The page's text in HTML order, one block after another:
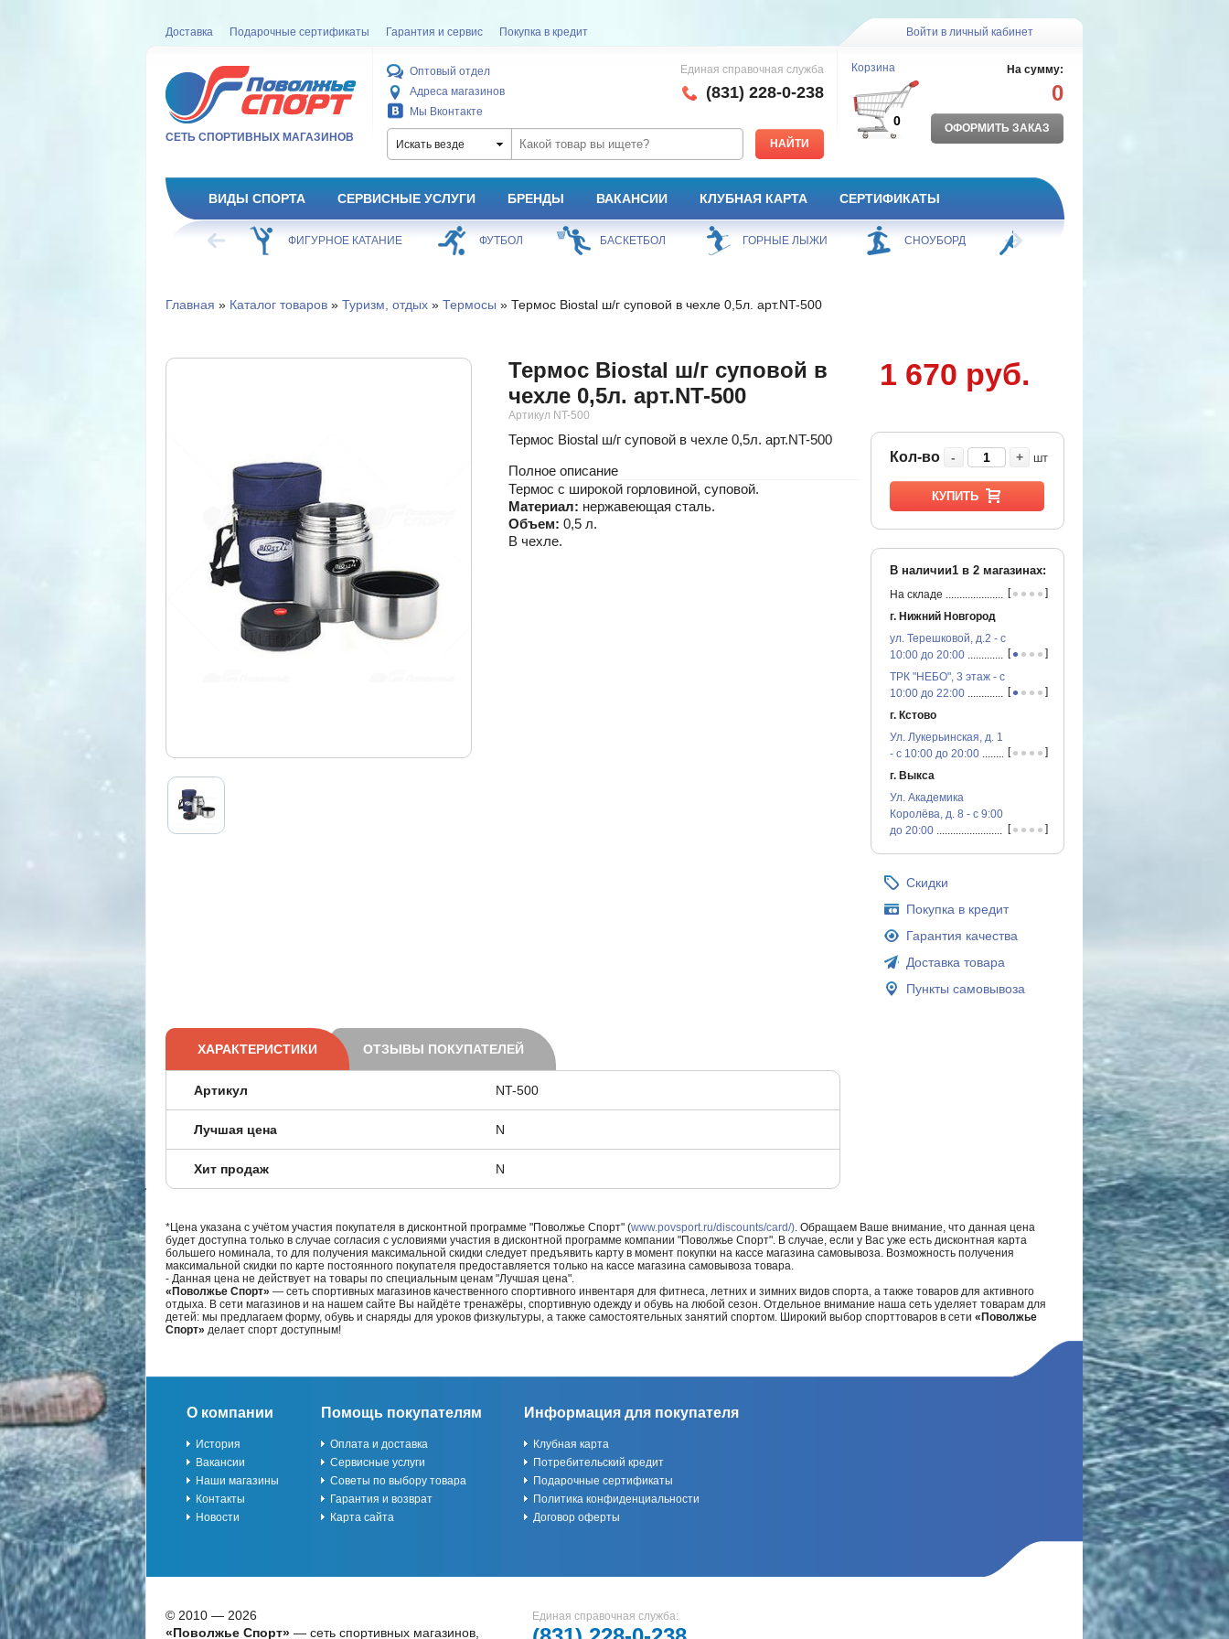
Доставка Подарочные сертификаты Гарантия и сервис Покупка в кредит Войти в личный кабинет
СЕТЬ СПОРТИВНЫХ МАГАЗИНОВ
Оптовый отдел
Адреса магазинов
Мы Вконтакте
Единая справочная служба
(831) 228-0-238
Искать везде
Корзина
0
На сумму:
0
ОФОРМИТЬ ЗАКАЗ
ВИДЫ СПОРТА СЕРВИСНЫЕ УСЛУГИ БРЕНДЫ ВАКАНСИИ КЛУБНАЯ КАРТА СЕРТИФИКАТЫ
ХОККЕЙ ФИГУРНОЕ КАТАНИЕ ФУТБОЛ БАСКЕТБОЛ ГОРНЫЕ ЛЫЖИ СНОУБОРД
Главная » Каталог товаров» Туризм, отдых» Термосы » Термос Biostal ш/г суповой в чехле 0,5л. арт.NT-500
Термос Biostal ш/г суповой в
чехле 0,5л. арт.NT-500
Артикул NT-500
Термос Biostal ш/г суповой в чехле 0,5л. арт.NT-500
Полное описание
Термос с широкой горловиной, суповой.
Материал: нержавеющая сталь.
Объем: 0,5 л.
В чехле.
1 670 руб.
Кол-во - + шт
КУПИТЬ
В наличии1 в 2магазинах:
На складе ...............................................
[•••• ]
г. Нижний Новгород
ул. Терешковой, д.2 - с
10:00 до 20:00...............................................
[•••• ]
ТРК "НЕБО", 3 этаж - с
10:00 до 22:00...............................................
[•••• ]
г. Кстово
Ул. Лукерьинская, д. 1
- с 10:00 до 20:00...............................................
[•••• ]
г. Выкса
Ул. Академика
Королёва, д. 8 - с 9:00
до 20:00...............................................
[•••• ]
Скидки
Покупка в кредит
Гарантия качества
Доставка товара
Пункты самовывоза
ХАРАКТЕРИСТИКИ ОТЗЫВЫ ПОКУПАТЕЛЕЙ
Артикул NT-500
Лучшая цена N
Хит продаж N
*Цена указана с учётом участия покупателя в дисконтной программе "Поволжье Спорт" (www.povsport.ru/discounts/card/). Обращаем Ваше внимание, что данная цена
будет доступна только в случае согласия с условиями участия в дисконтной программе компании "Поволжье Спорт". В случае, если у Вас уже есть дисконтная карта
большего номинала, то для получения максимальной скидки следует предъявить карту в момент покупки на кассе магазина самовывоза. Возможность получения
максимальной скидки по карте постоянного покупателя предоставляется только на кассе магазина самовывоза товара.
- Данная цена не действует на товары по специальным ценам "Лучшая цена".
«Поволжье Спорт» — сеть спортивных магазинов качественного спортивного инвентаря для фитнеса, летних и зимних видов спорта, а также товаров для активного
отдыха. В сети магазинов и на нашем сайте Вы найдёте тренажёры, спортивную одежду и обувь на любой сезон. Отдельное внимание наша сеть уделяет товарам для
детей: мы предлагаем форму, обувь и снаряды для уроков физкультуры, а также самостоятельных занятий спортом. Широкий выбор спорттоваров в сети «Поволжье
Спорт» делает спорт доступным!
О компании
История
Вакансии
Наши магазины
Контакты
Новости
Помощь покупателям
Оплата и доставка
Сервисные услуги
Советы по выбору товара
Гарантия и возврат
Карта сайта
Информация для покупателя
Клубная карта
Потребительский кредит
Подарочные сертификаты
Политика конфиденциальности
Договор оферты
© 2010 — 2026
«Поволжье Спорт»— сеть спортивных магазинов,
Единая справочная служба: